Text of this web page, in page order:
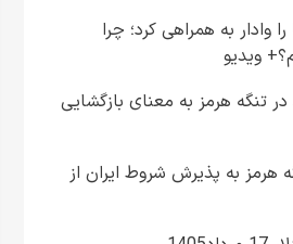
وادار به همراهی کرد؛ چرا
ویدیو
تنگه هرمز به معنای بازگشایی
هرمز به پذیرش شروط ایران از